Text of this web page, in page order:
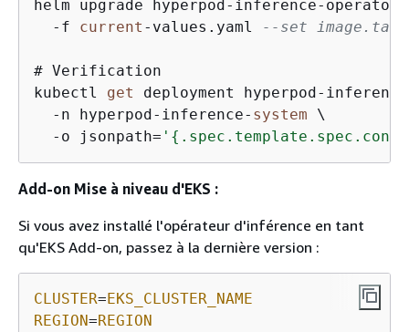
helm upgrade hyperpod- inference-
- f current - values.yaml --set
# Verification
kubectl get deployment hyperpod- inference
- n hyperpod- inference- system \
- o jsonpath= ' {
Add-on Mise à niveau d'EKS :
Si vous avez installé l'opérateur d'inférence en tant
qu'EKS Add-on, passez à la dernière version :
CLUSTER=EKS_CLUSTER_NAME
REGION=REGION